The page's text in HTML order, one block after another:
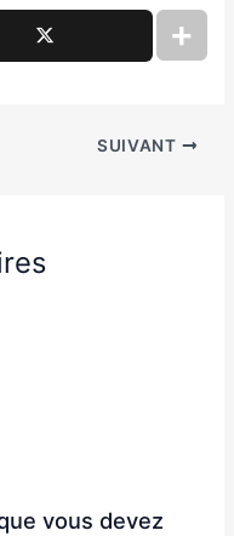
SUIVANT
vous devez